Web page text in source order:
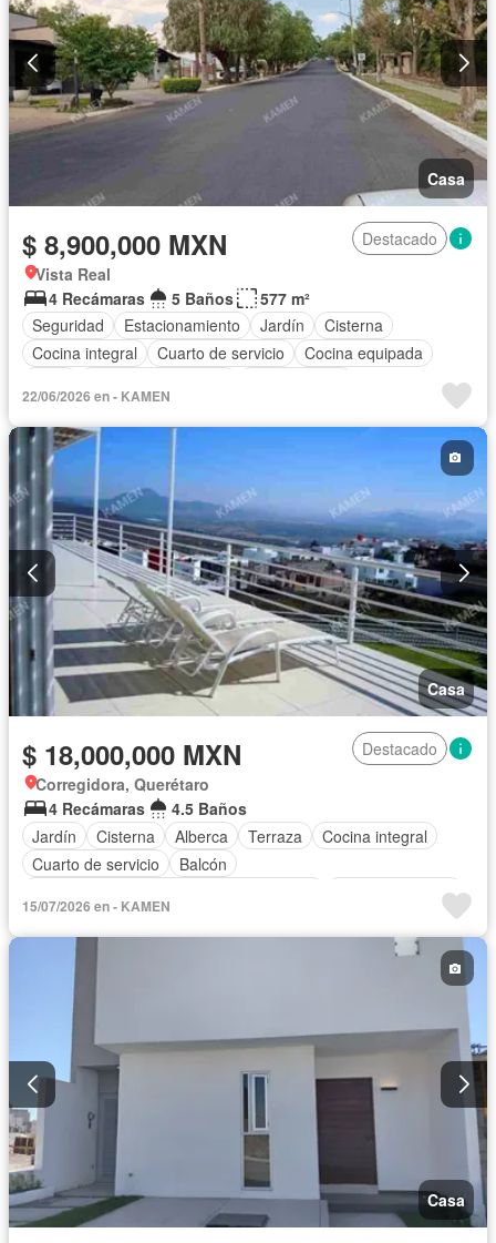
Casa
$ 8,900,000 MXN
Destacado
Vista Real
4 Recámaras
5 Baños
577 m²
Seguridad
Estacionamiento Jardín
Cisterna
Cocina integral
Cuarto de servicio
Cocina equipada
Caseta de vigilancia
Wifi
Internet
Zona infantil
Recámara con closet
Permite mascotas
22/06/2026 en - KAMEN
Casa
$ 18,000,000 MXN
Destacado
Corregidora, Querétaro
4 Recámaras
4.5 Baños
Jardín
Cisterna Alberca Terraza
Cocina integral
Cuarto de servicio
Balcón
Cocina equipada
Vista panorámica
Recámara con closet
Cancha de tenis
Electricidad
Permite niños
15/07/2026 en - KAMEN
Casa